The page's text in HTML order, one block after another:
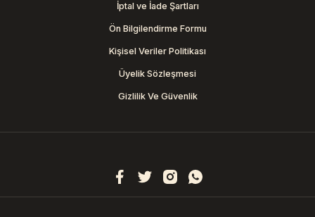
İptal ve İade Şartları
Ön Bilgilendirme Formu
Kişisel Veriler Politikası
Üyelik Sözleşmesi
Gizlilik Ve Güvenlik